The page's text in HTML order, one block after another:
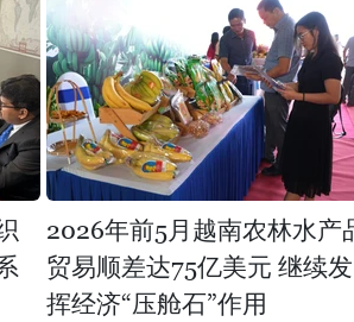
2026年前5月越南农林水产
贸易顺差达75亿美元 继续发
挥经济“压舱石”作用